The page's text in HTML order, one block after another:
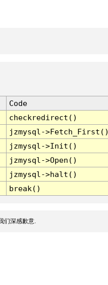
Code
checkredirect()
jzmysql-
jzmysql->Init()
jzmysql->Open()
jzmysql->halt()
break()
们深感歉意.